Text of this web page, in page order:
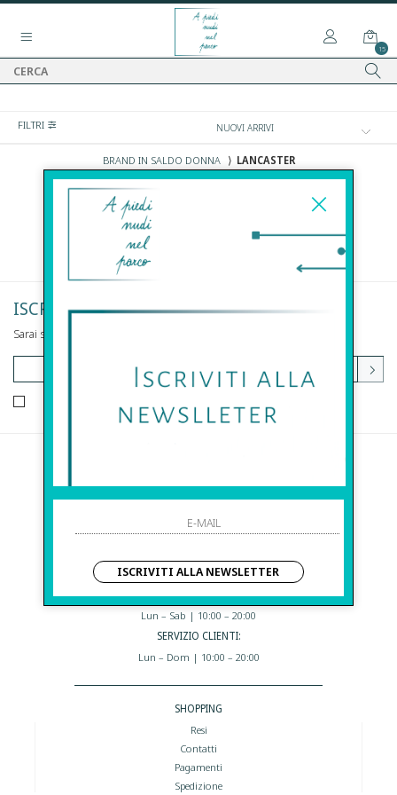
15
FILTRI
BRAND IN SALDO DONNA ⟩ LANCASTER
SALDIDONNA
ISCRIVITI ALLA NEWSLETTER
Sarai sempre aggiornato su offerte e promozioni.
Via Della Maestranza , 23
Eshop@apiedinudinelparcoboutique.com
09311962373
I NOSTRI ORARI:
Lun – Sab | 10:00 – 20:00
SERVIZIO CLIENTI:
Lun – Dom | 10:00 – 20:00
SHOPPING
Resi
Contatti
Pagamenti
Spedizione
ISCRIVITI ALLA NEWSLETTER